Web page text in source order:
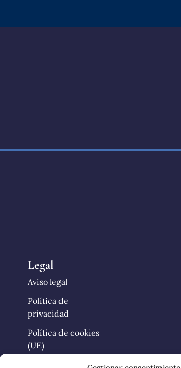
Legal
Aviso legal
Política de
privacidad
Política de cookies
(UE)